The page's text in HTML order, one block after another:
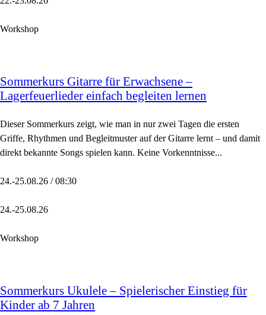
Workshop
Sommerkurs Gitarre für Erwachsene –
Lagerfeuerlieder einfach begleiten lernen
Dieser Sommerkurs zeigt, wie man in nur zwei Tagen die ersten
Griffe, Rhythmen und Begleitmuster auf der Gitarre lernt – und damit
direkt bekannte Songs spielen kann. Keine Vorkenntnisse...
24.-25.08.26 / 08:30
24.-25.08.26
Workshop
Sommerkurs Ukulele – Spielerischer Einstieg für
Kinder ab 7 Jahren